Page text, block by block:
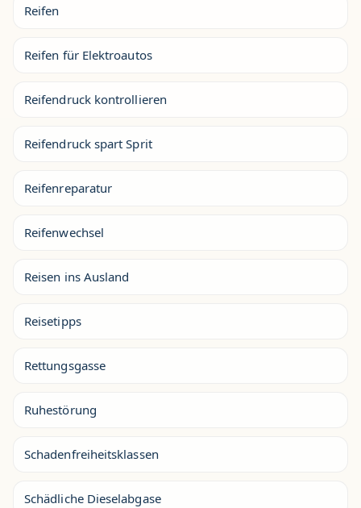
Reifen
Reifen für Elektroautos
Reifendruck kontrollieren
Reifendruck spart Sprit
Reifenreparatur
Reifenwechsel
Reisen ins Ausland
Reisetipps
Rettungsgasse
Ruhestörung
Schadenfreiheitsklassen
Schädliche Dieselabgase